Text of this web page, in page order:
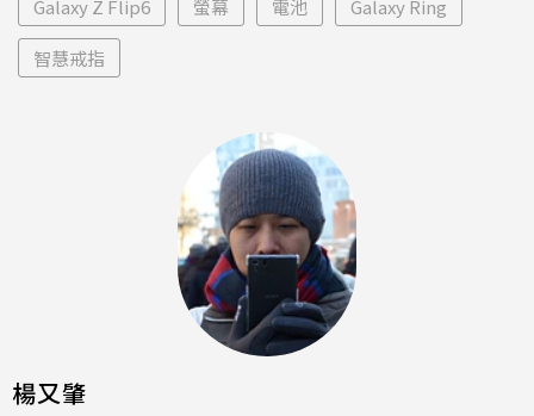
Galaxy Z Flip6 螢幕 電池 Galaxy Ring
智慧戒指
楊又肇